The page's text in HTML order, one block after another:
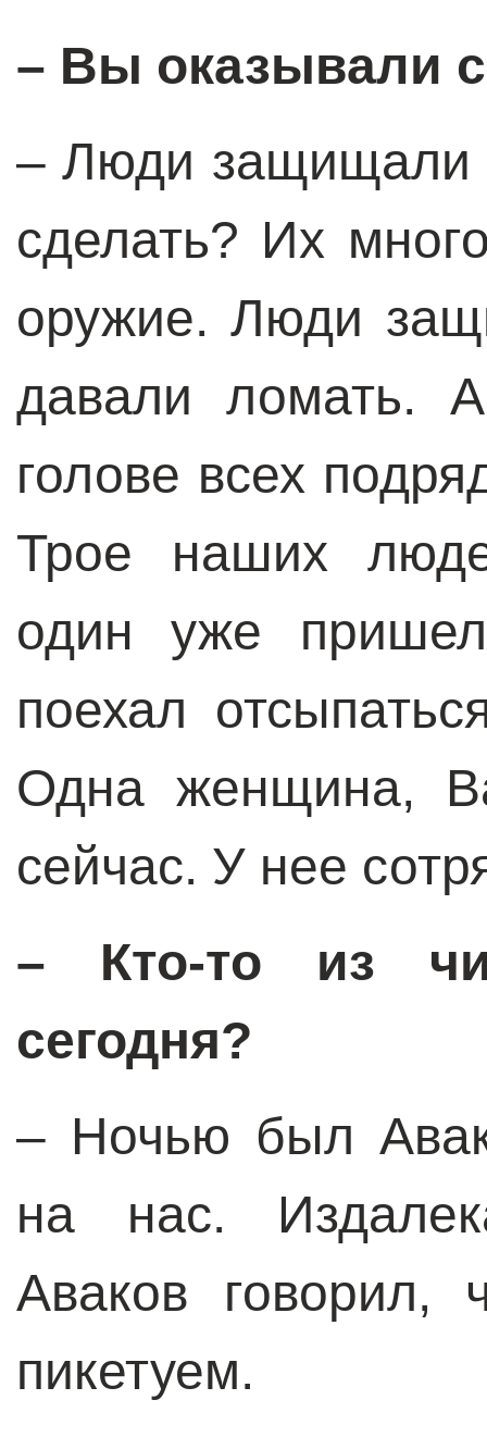
– Вы оказывали
– Люди защищали
сделать? Их
оружие. Люди
давали ломать.
голове всех
Трое наших
один уже
поехал
Одна женщина,
сейчас. У нее
– Кто-то из
сегодня?
– Ночью был
на нас.
Аваков говорил,
пикетуем.